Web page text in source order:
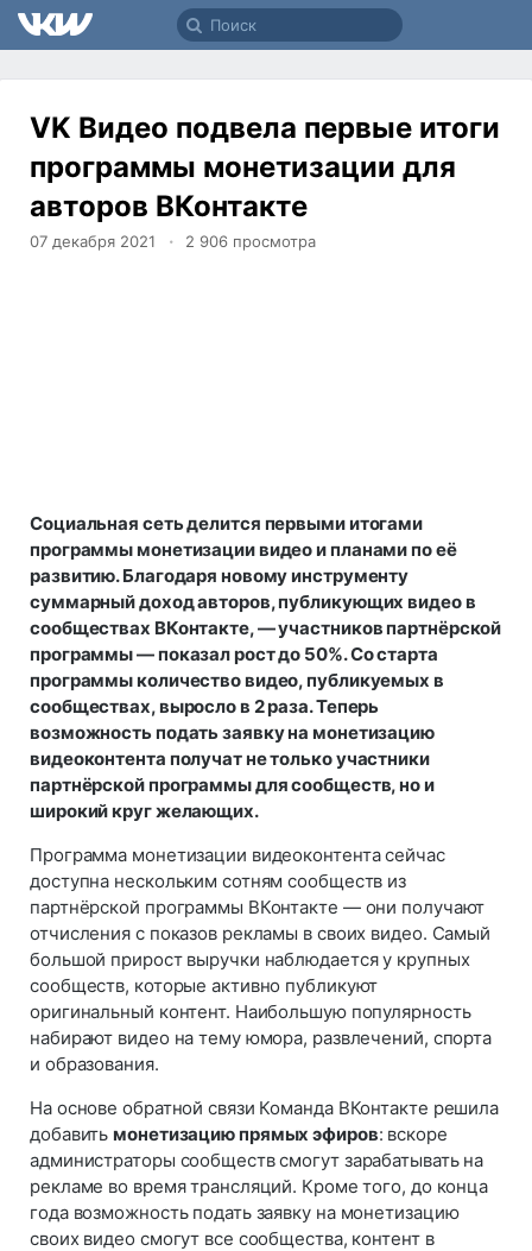
VK Видео подвела первые итоги
программы монетизации для
авторов ВКонтакте
07 декабря 2021 2 906 просмотра
Социальная сеть делится первыми итогами
программы монетизации видео и планами по её
развитию. Благодаря новому инструменту
суммарный доход авторов, публикующих видео в
сообществах ВКонтакте, — участников партнёрской
программы — показал рост до 50%. Со старта
программы количество видео, публикуемых в
сообществах, выросло в 2 раза. Теперь
возможность подать заявку на монетизацию
видеоконтента получат не только участники
партнёрской программы для сообществ, но и
широкий круг желающих.
Программа монетизации видеоконтента сейчас
доступна нескольким сотням сообществ из
партнёрской программы ВКонтакте — они получают
отчисления с показов рекламы в своих видео. Самый
большой прирост выручки наблюдается у крупных
сообществ, которые активно публикуют
оригинальный контент. Наибольшую популярность
набирают видео на тему юмора, развлечений, спорта
и образования.
На основе обратной связи Команда ВКонтакте решила
добавить монетизацию прямых эфиров: вскоре
администраторы сообществ смогут зарабатывать на
рекламе во время трансляций. Кроме того, до конца
года возможность подать заявку на монетизацию
своих видео смогут все сообщества, контент в